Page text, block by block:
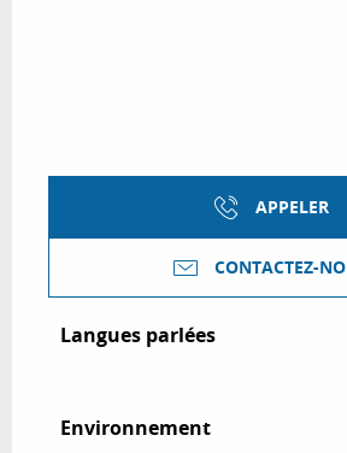
APPELER
CONTACTEZ-
Langues parlées
Langues parlées
Environnement
Environnement